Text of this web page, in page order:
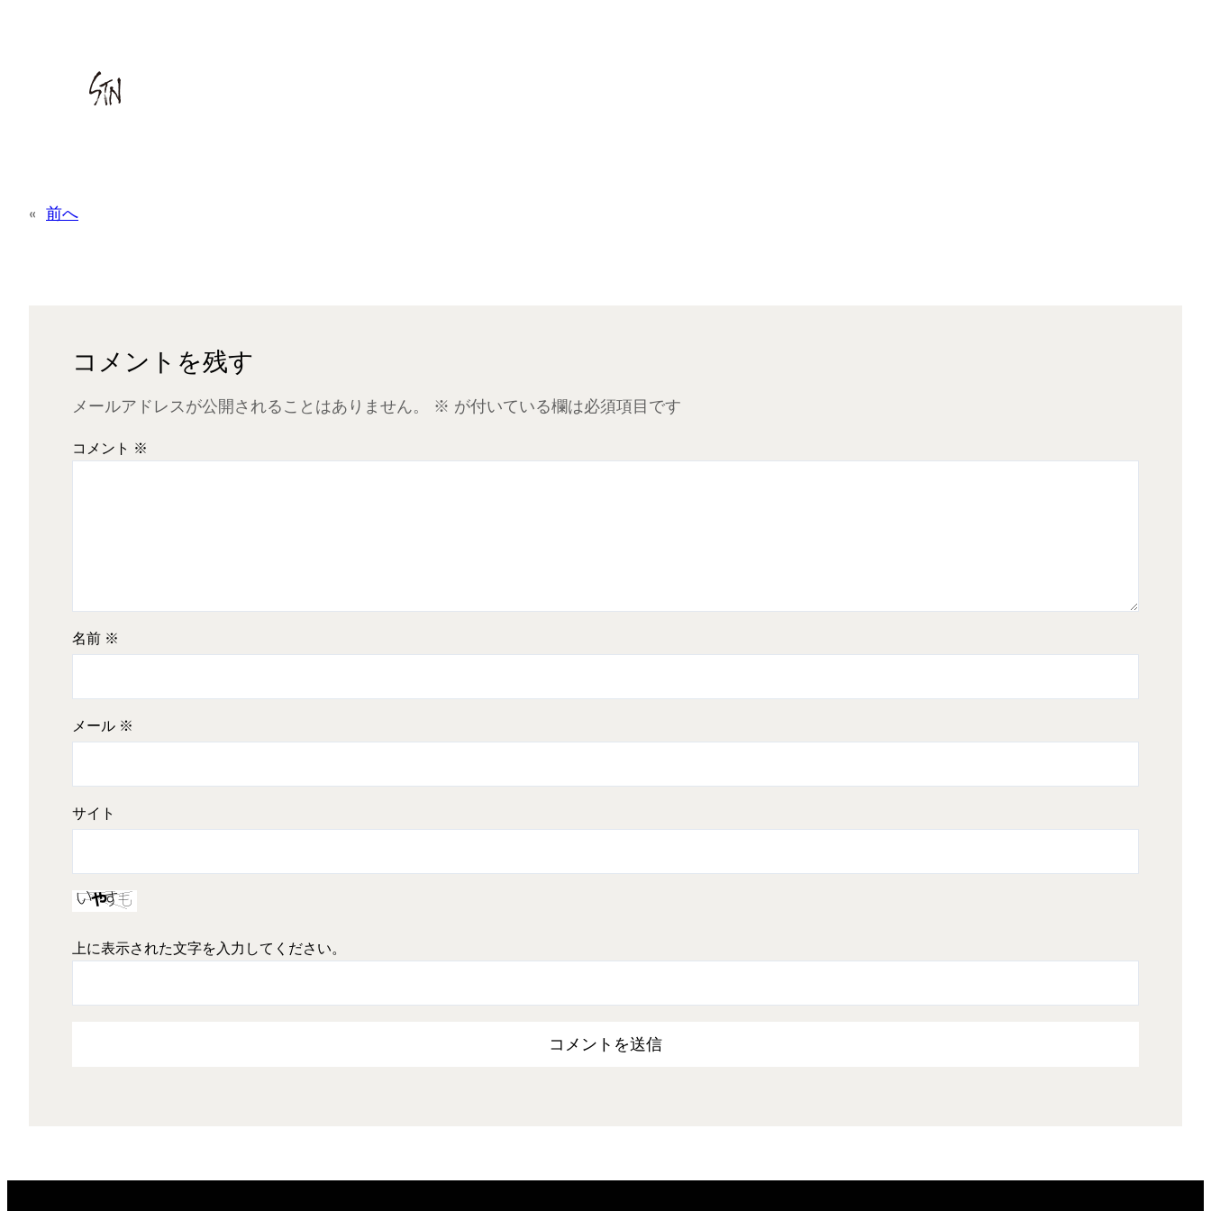
« 前へ
コメントを残す
メールアドレスが公開されることはありません。 ※ が付いている欄は必須項目です
コメント ※
名前 ※
メール ※
サイト
上に表示された文字を入力してください。